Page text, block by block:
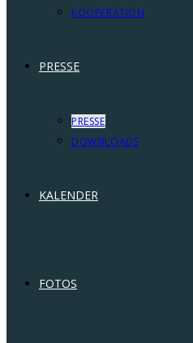
KOOPERATION
PRESSE
PRESSE
DOWNLOADS
KALENDER
FOTOS